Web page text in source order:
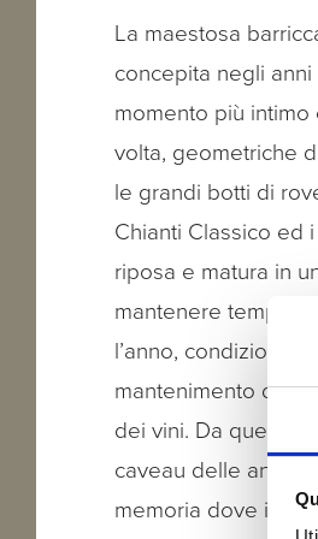
La maestosa
concepita negli
momento più
volta, geometriche
le grandi botti di
Chianti Classico ed
riposa e matura in
mantenere
l’anno, condizioni
mantenimento dei
dei vini. Da questo
caveau delle
memoria dove il